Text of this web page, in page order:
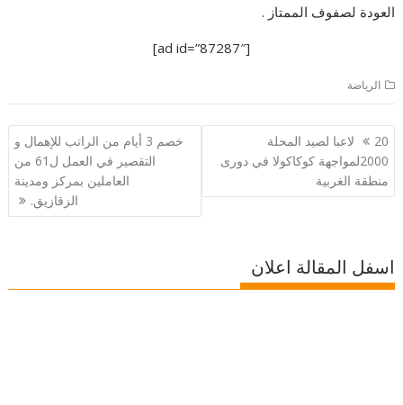
العودة لصفوف الممتاز .
[ad id=”87287″]
الرياضة
تصفّح
المقالات
20 لاعبا لصيد المحلة
2000لمواجهة كوكاكولا في دورى
منطقة الغربية
خصم 3 أيام من الراتب للإهمال و
التقصير في العمل ل61 من
العاملين بمركز ومدينة
الزقازيق.
اسفل المقالة اعلان